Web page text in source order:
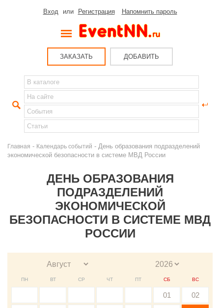
Вход или Регистрация Напомнить пароль
ЗАКАЗАТЬ ДОБАВИТЬ
Главная - Календарь событий - День образования подразделений
экономической безопасности в системе МВД России
ДЕНЬ ОБРАЗОВАНИЯ
ПОДРАЗДЕЛЕНИЙ
ЭКОНОМИЧЕСКОЙ
БЕЗОПАСНОСТИ В СИСТЕМЕ МВД
РОССИИ
ПН ВТ СР ЧТ ПТ СБ ВС
01 02